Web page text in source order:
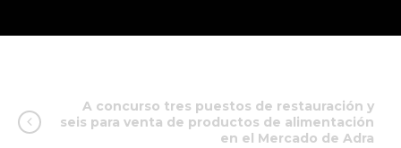
A concurso tres puestos de restauración y
seis para venta de productos de alimentación
en el Mercado de Adra